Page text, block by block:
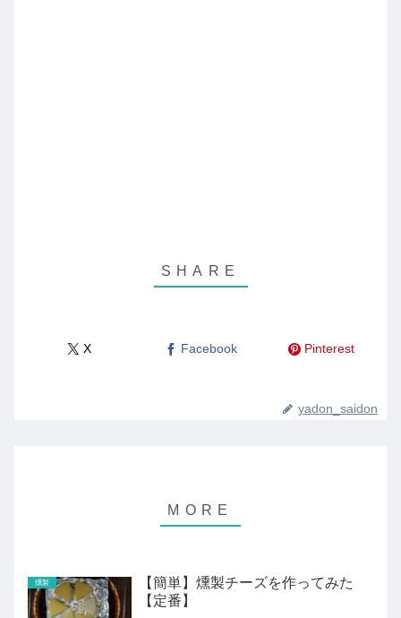
X Facebook Pinterest
yadon_saidon
燻製
【簡単】燻製チーズを作ってみた
【定番】